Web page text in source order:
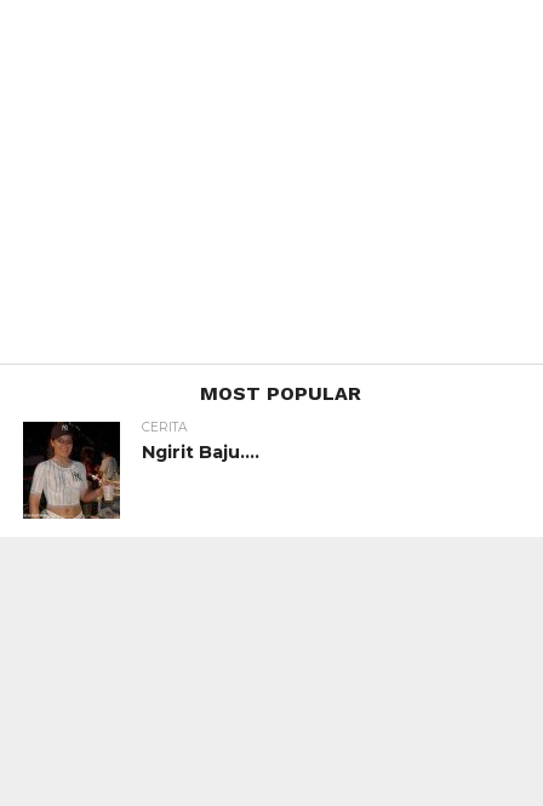
MOST POPULAR
CERITA
Ngirit Baju….